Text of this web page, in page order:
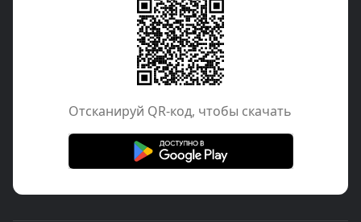
Отcканируй QR-код, чтобы скачать